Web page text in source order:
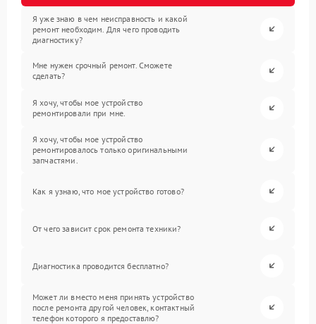
Я уже знаю в чем неисправность и какой
ремонт необходим. Для чего проводить
диагностику?
Мне нужен срочный ремонт. Сможете
сделать?
Я хочу, чтобы мое устройство
ремонтировали при мне.
Я хочу, чтобы мое устройство
ремонтировалось только оригинальными
запчастями.
Как я узнаю, что мое устройство готово?
От чего зависит срок ремонта техники?
Диагностика проводится бесплатно?
Может ли вместо меня принять устройство
после ремонта другой человек, контактный
телефон которого я предоставлю?